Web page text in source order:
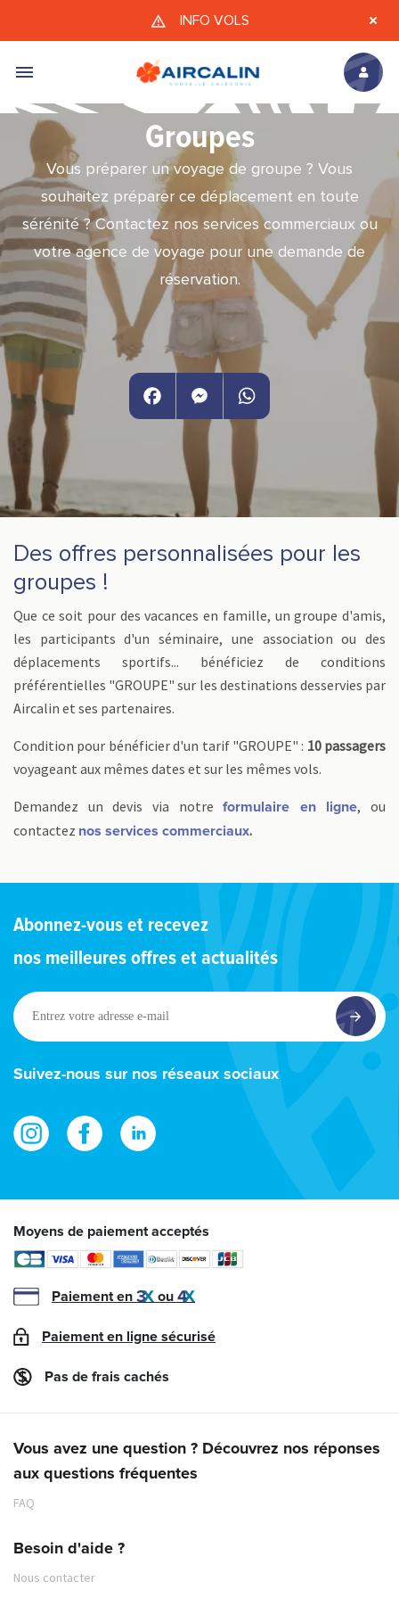
Aller au contenu principal
INFO VOLS
Groupes
Vous préparer un voyage de groupe ? Vous
souhaitez préparer ce déplacement en toute
sérénité ? Contactez nos services commerciaux ou
votre agence de voyage pour une demande de
réservation.
WhatsApp
Des offres personnalisées pour les
groupes !
Que ce soit pour des vacances en famille, un groupe d'amis,
les participants d'un séminaire, une association ou des
déplacements sportifs... bénéficiez de conditions
préférentielles "GROUPE" sur les destinations desservies par
Aircalin et ses partenaires.
Condition pour bénéficier d'un tarif "GROUPE" : 10 passagers
voyageant aux mêmes dates et sur les mêmes vols.
Demandez un devis via notreformulaire en ligne, ou
contactez nos services commerciaux.
Abonnez-vous et recevez
nos meilleures offres et actualités
Entrez
votre
adresse
e-
Suivez-nous sur nos réseaux sociaux
Moyens de paiement acceptés
Paiement en ou
Paiement en ligne sécurisé
Pas de frais cachés
Vous avez une question ? Découvrez nos réponses
aux questions fréquentes
FAQ
Besoin d'aide ?
Nous contacter